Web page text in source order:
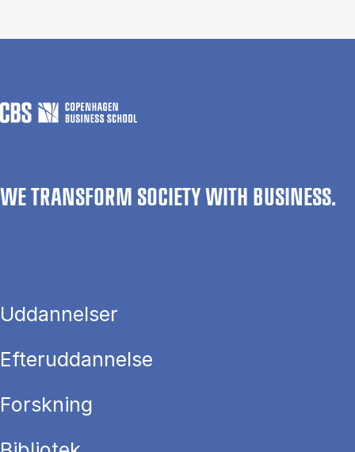
WE TRANSFORM SOCIETY WITH BUSINESS.
Uddannelser
Efteruddannelse
Forskning